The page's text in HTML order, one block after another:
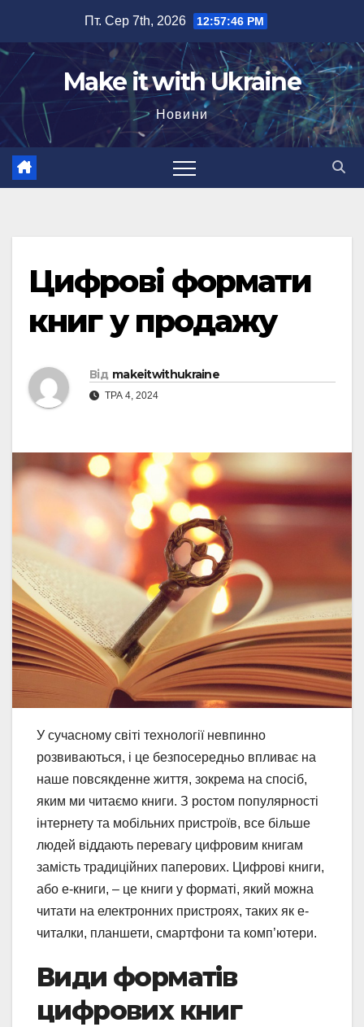
вмісту
Пт. Сер 7th, 2026 12:57:47 PM
Make it with Ukraine
Новини
Цифрові формати
книг у продажу
Від makeitwithukraine
ТРА 4, 2024
У сучасному світі технології невпинно
розвиваються, і це безпосередньо впливає на
наше повсякденне життя, зокрема на спосіб,
яким ми читаємо книги. З ростом популярності
інтернету та мобільних пристроїв, все більше
людей віддають перевагу цифровим книгам
замість традиційних паперових. Цифрові книги,
або е-книги, – це книги у форматі, який можна
читати на електронних пристроях, таких як е-
читалки, планшети, смартфони та комп’ютери.
Види форматів
цифрових книг